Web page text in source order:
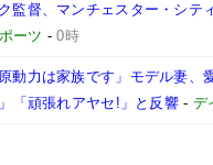
監督、マンチェスター・シテ
ーツ -0時
動力は家族です」モデル妻
「頑張れアヤセ!」と反響- デ